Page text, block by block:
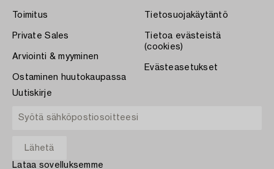
Toimitus
Private Sales
Arviointi & myyminen
Ostaminen huutokaupassa
Tietosuojakäytäntö
Tietoa evästeistä
(cookies)
Evästeasetukset
Uutiskirje
Lataa sovelluksemme